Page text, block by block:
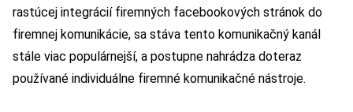
rastúcej integrácií firemných facebookových stránok do
firemnej komunikácie, sa stáva tento komunikačný kanál
stále viac populárnejší, a postupne nahrádza doteraz
používané individuálne firemné komunikačné nástroje.